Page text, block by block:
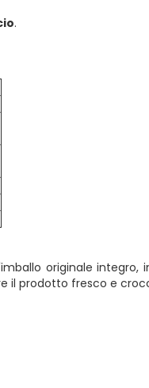
.
originale
il prodotto fresco e